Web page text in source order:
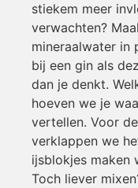
stiekem meer
verwachten?
mineraalwater in
bij een gin als
dan je denkt.
hoeven we je
vertellen. Voor
verklappen we
ijsblokjes maken
Toch liever